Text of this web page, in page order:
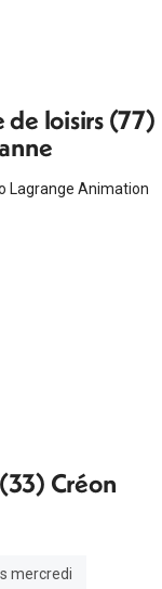
loisirs (77)
Lagrange Animation
Créon
mercredi